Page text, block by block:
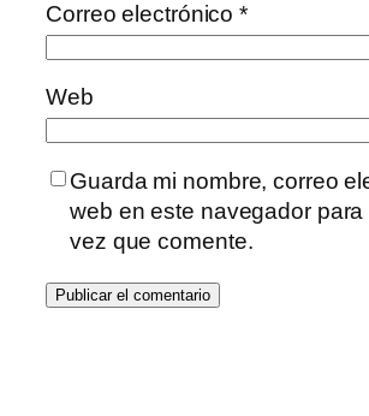
Correo electrónico*
Web
Guarda mi nombre, correo
web en este navegador para
vez que comente.